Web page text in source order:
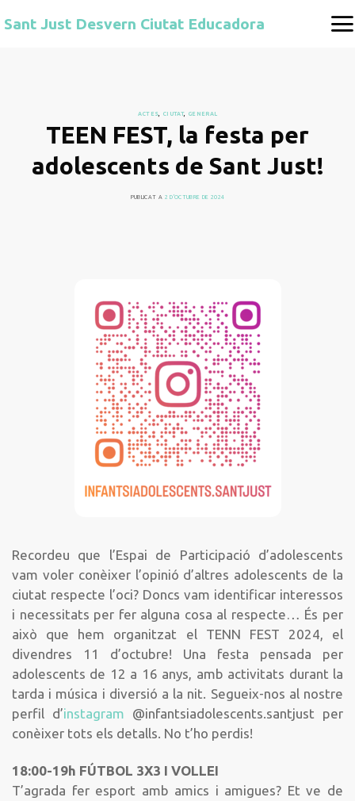
toSant Just Desvern Ciutat Educadora
ACTES CIUTAT, GENERAL
TEEN FEST, la festa per
adolescents de Sant Just!
PUBLICAT A 2 D'OCTUBRE DE 2024
Recordeu que l’Espai de Participació d’adolescents
vam voler conèixer l’opinió d’altres adolescents de la
ciutat respecte l’oci? Doncs vam identificar interessos
i necessitats per fer alguna cosa al respecte… És per
això que hem organitzat el TENN FEST 2024, el
divendres 11 d’octubre! Una festa pensada per
adolescents de 12 a 16 anys, amb activitats durant la
tarda i música i diversió a la nit. Segueix-nos al nostre
perfil d’instagram @infantsiadolescents.santjust per
conèixer tots els detalls. No t’ho perdis!
18:00-19h FÚTBOL 3X3 I VOLLEI
T’agrada fer esport amb amics i amigues? Et ve de